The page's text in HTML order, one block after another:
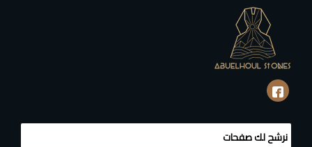
نرشح لك صفحات